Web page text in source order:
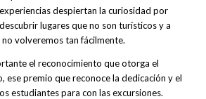
despiertan la curiosidad por
lugares que no son turísticos y a
volveremos tan fácilmente.
el reconocimiento que otorga el
ese premio que reconoce la dedicación y el
estudiantes para con las excursiones.